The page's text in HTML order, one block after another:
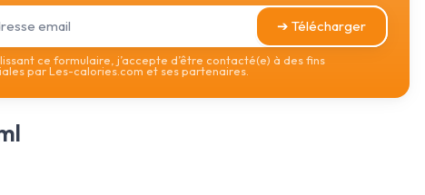
➔ Télécharger
ce formulaire, j’accepte d’être contacté(e) à des fins
par Les-calories.com et ses partenaires.